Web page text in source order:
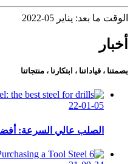
الوقت ما بعد: يناير 05-2022
أخبار
بصمتنا ، قياداتنا ، ابتكارنا ، منتجاتنا
22-01-05
الصلب عالي السرعة: